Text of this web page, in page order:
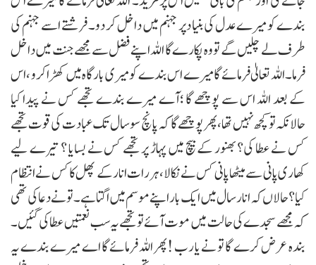
بندے کو میرے عدل کی بنیا دپر جہنم میں داخل کر دو۔ فرشتے اسے جہنم کی
طرف لے چلیں گے تو وہ پکارے گا اللہ اپنے فضل سے مجھے جنت میں داخل
فرما۔ اللہ تعالیٰ فرمائے گا میرے اس بندے کو میری بارگاہ میں کھڑا کرو ، اس
کے بعد اللہ اس سے پوچھے گا ؛آے میرے بندے تجھے کس نے پیدا کیا
حالانکہ تو کچھ نہیں تھا، پھر پوچھے گا کہ پانچ سو سال تک عبادت کی قوت تجھے
کس نے عطا کی؟ بھنور کے بیچ میں پہاڑ پر تجھے کس نے بسایا ؟ تیرے لیے
کھاری پانی سے میٹھا پانی کس نے نکالا، ہررات انارکے پھل کاکس نے انتظام
کیا ؟حالاں کہ انار سال میں ایک بار اپنے موسم میں اگتا ہے۔ تو نے دعا کی تھی
کہ مجھے سجدے کی حالت میں موت آئے تو تجھے یہ سب نعمتیں عطاکی گئیں۔
بندہ عرض کرے گا تو نے یا رب !پھر اللہ فرمائے گا اے میرے بندے یہ